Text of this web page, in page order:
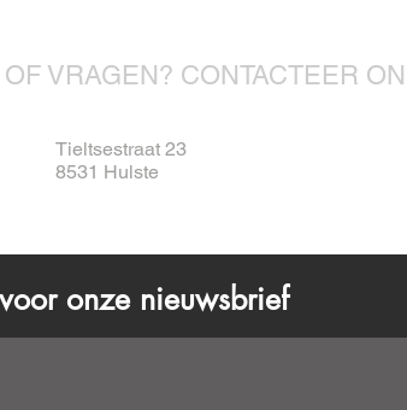
VRAGEN? CONTACTEER
Tieltsestraat 23
8531 Hulste
onze nieuwsbrief